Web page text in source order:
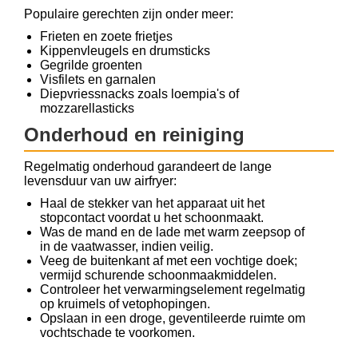
Populaire gerechten zijn onder meer:
Frieten en zoete frietjes
Kippenvleugels en drumsticks
Gegrilde groenten
Visfilets en garnalen
Diepvriessnacks zoals loempia's of
mozzarellasticks
Onderhoud en reiniging
Regelmatig onderhoud garandeert de lange
levensduur van uw airfryer:
Haal de stekker van het apparaat uit het
stopcontact voordat u het schoonmaakt.
Was de mand en de lade met warm zeepsop of
in de vaatwasser, indien veilig.
Veeg de buitenkant af met een vochtige doek;
vermijd schurende schoonmaakmiddelen.
Controleer het verwarmingselement regelmatig
op kruimels of vetophopingen.
Opslaan in een droge, geventileerde ruimte om
vochtschade te voorkomen.